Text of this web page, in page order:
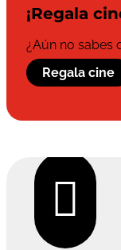
¡Regala
¿Aún no sabes
Regala cine
